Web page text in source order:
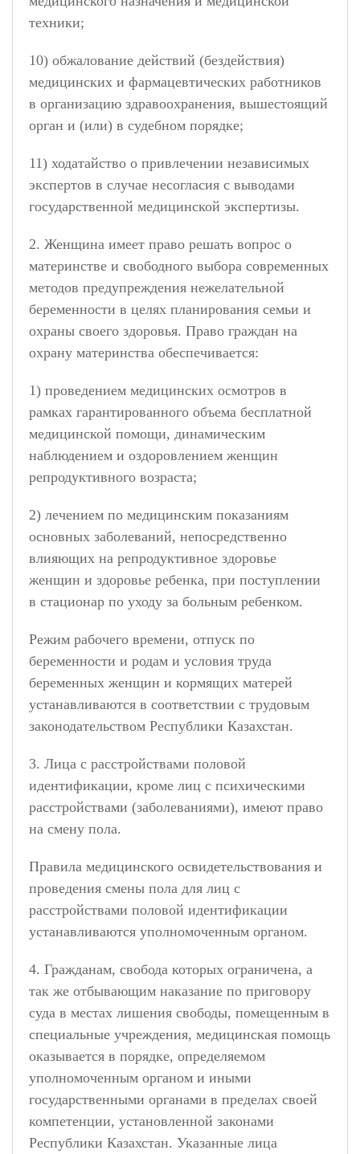
техники;
10) обжалование действий (бездействия)
медицинских и фармацевтических работников
в организацию здравоохранения, вышестоящий
орган и (или) в судебном порядке;
11) ходатайство о привлечении независимых
экспертов в случае несогласия с выводами
государственной медицинской экспертизы.
2. Женщина имеет право решать вопрос о
материнстве и свободного выбора современных
методов предупреждения нежелательной
беременности в целях планирования семьи и
охраны своего здоровья. Право граждан на
охрану материнства обеспечивается:
1) проведением медицинских осмотров в
рамках гарантированного объема бесплатной
медицинской помощи, динамическим
наблюдением и оздоровлением женщин
репродуктивного возраста;
2) лечением по медицинским показаниям
основных заболеваний, непосредственно
влияющих на репродуктивное здоровье
женщин и здоровье ребенка, при поступлении
в стационар по уходу за больным ребенком.
Режим рабочего времени, отпуск по
беременности и родам и условия труда
беременных женщин и кормящих матерей
устанавливаются в соответствии с трудовым
законодательством Республики Казахстан.
3. Лица с расстройствами половой
идентификации, кроме лиц с психическими
расстройствами (заболеваниями), имеют право
на смену пола.
Правила медицинского освидетельствования и
проведения смены пола для лиц с
расстройствами половой идентификации
устанавливаются уполномоченным органом.
4. Гражданам, свобода которых ограничена, а
так же отбывающим наказание по приговору
суда в местах лишения свободы, помещенным в
специальные учреждения, медицинская помощь
оказывается в порядке, определяемом
уполномоченным органом и иными
государственными органами в пределах своей
компетенции, установленной законами
Республики Казахстан. Указанные лица